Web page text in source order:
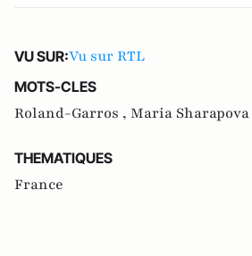
VU SUR:Vu sur RTL
MOTS-CLES
Roland-Garros , Maria Sharapova
THEMATIQUES
France